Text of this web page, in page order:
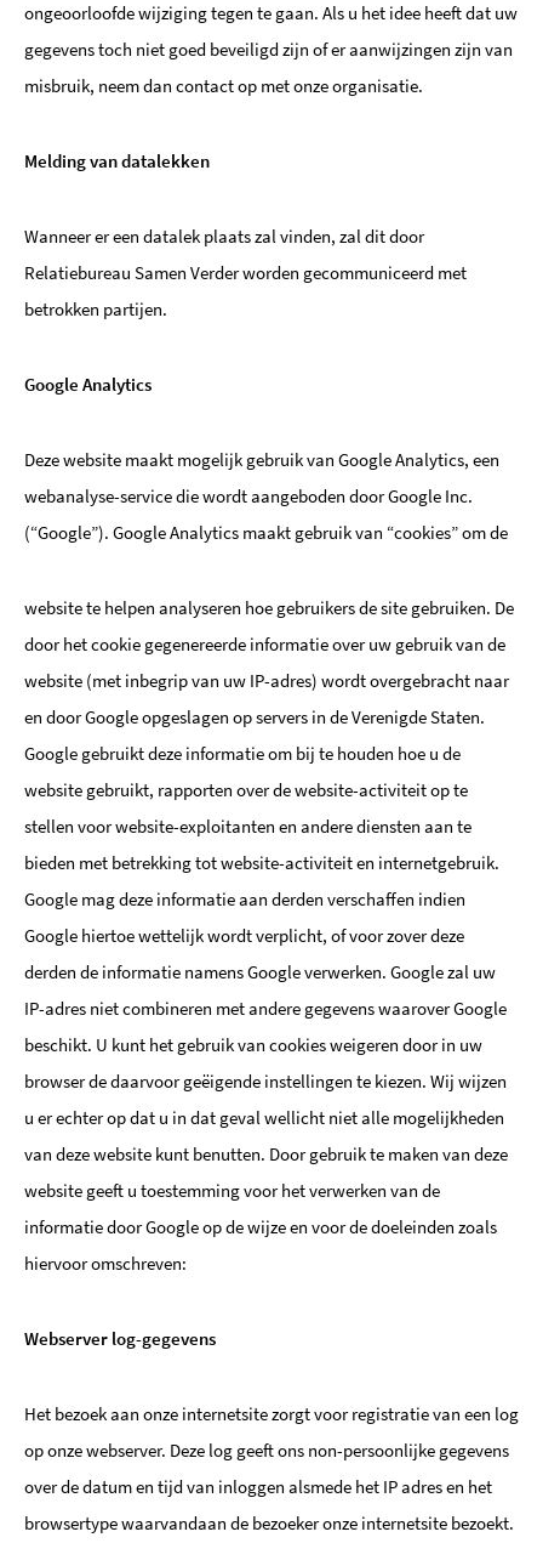
ongeoorloofde wijziging tegen te gaan. Als u het idee heeft dat uw
gegevens toch niet goed beveiligd zijn of er aanwijzingen zijn van
misbruik, neem dan contact op met onze organisatie.
Melding van datalekken
Wanneer er een datalek plaats zal vinden, zal dit door
Relatiebureau Samen Verder worden gecommuniceerd met
betrokken partijen.
Google Analytics
Deze website maakt mogelijk gebruik van Google Analytics, een
webanalyse-service die wordt aangeboden door Google Inc.
(“Google”). Google Analytics maakt gebruik van “cookies” om de
website te helpen analyseren hoe gebruikers de site gebruiken. De
door het cookie gegenereerde informatie over uw gebruik van de
website (met inbegrip van uw IP-adres) wordt overgebracht naar
en door Google opgeslagen op servers in de Verenigde Staten.
Google gebruikt deze informatie om bij te houden hoe u de
website gebruikt, rapporten over de website-activiteit op te
stellen voor website-exploitanten en andere diensten aan te
bieden met betrekking tot website-activiteit en internetgebruik.
Google mag deze informatie aan derden verschaffen indien
Google hiertoe wettelijk wordt verplicht, of voor zover deze
derden de informatie namens Google verwerken. Google zal uw
IP-adres niet combineren met andere gegevens waarover Google
beschikt. U kunt het gebruik van cookies weigeren door in uw
browser de daarvoor geëigende instellingen te kiezen. Wij wijzen
u er echter op dat u in dat geval wellicht niet alle mogelijkheden
van deze website kunt benutten. Door gebruik te maken van deze
website geeft u toestemming voor het verwerken van de
informatie door Google op de wijze en voor de doeleinden zoals
hiervoor omschreven:
Webserver log-gegevens
Het bezoek aan onze internetsite zorgt voor registratie van een log
op onze webserver. Deze log geeft ons non-persoonlijke gegevens
over de datum en tijd van inloggen alsmede het IP adres en het
browsertype waarvandaan de bezoeker onze internetsite bezoekt.